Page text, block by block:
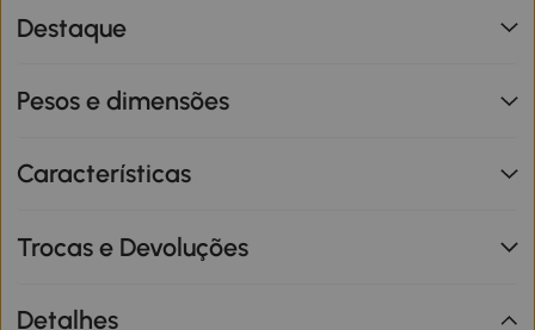
Destaque
Pesos e dimensões
Características
Trocas e Devoluções
Detalhes